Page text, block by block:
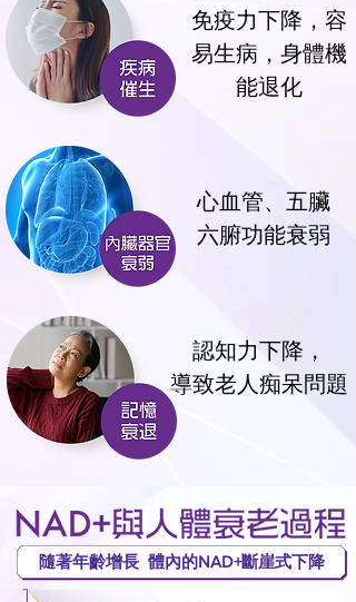
免疫力下降，容
易生病，身體機
能退化
心血管、五臟
六腑功能衰弱
認知力下降，
導致老人痴呆問題
隨著年齡增長 體內的NAD+斷崖式下降